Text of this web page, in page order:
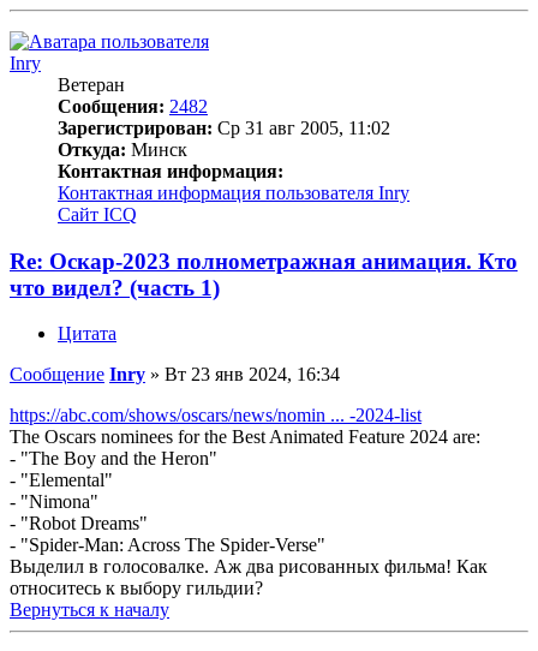
Inry
Ветеран
Сообщения: 2482
Зарегистрирован: Ср 31 авг 2005, 11:02
Откуда: Минск
Контактная информация:
Контактная информация пользователя Inry
Сайт ICQ
Re: Оскар-2023 полнометражная анимация. Кто
что видел? (часть 1)
Цитата
Сообщение Inry » Вт 23 янв 2024, 16:34
https://abc.com/shows/oscars/news/nomin ... -2024-list
The Oscars nominees for the Best Animated Feature 2024 are:
- "The Boy and the Heron"
- "Elemental"
- "Nimona"
- "Robot Dreams"
- "Spider-Man: Across The Spider-Verse"
Выделил в голосовалке. Аж два рисованных фильма! Как
относитесь к выбору гильдии?
Вернуться к началу